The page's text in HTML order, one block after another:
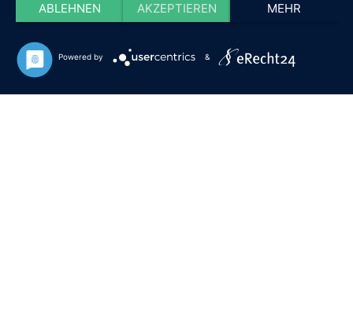
ABLEHNEN AKZEPTIEREN MEHR
Powered by &